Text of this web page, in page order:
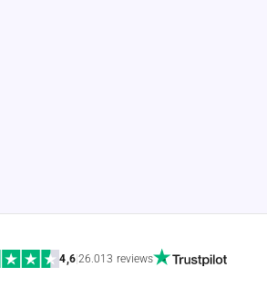
4,6|26.013 reviews